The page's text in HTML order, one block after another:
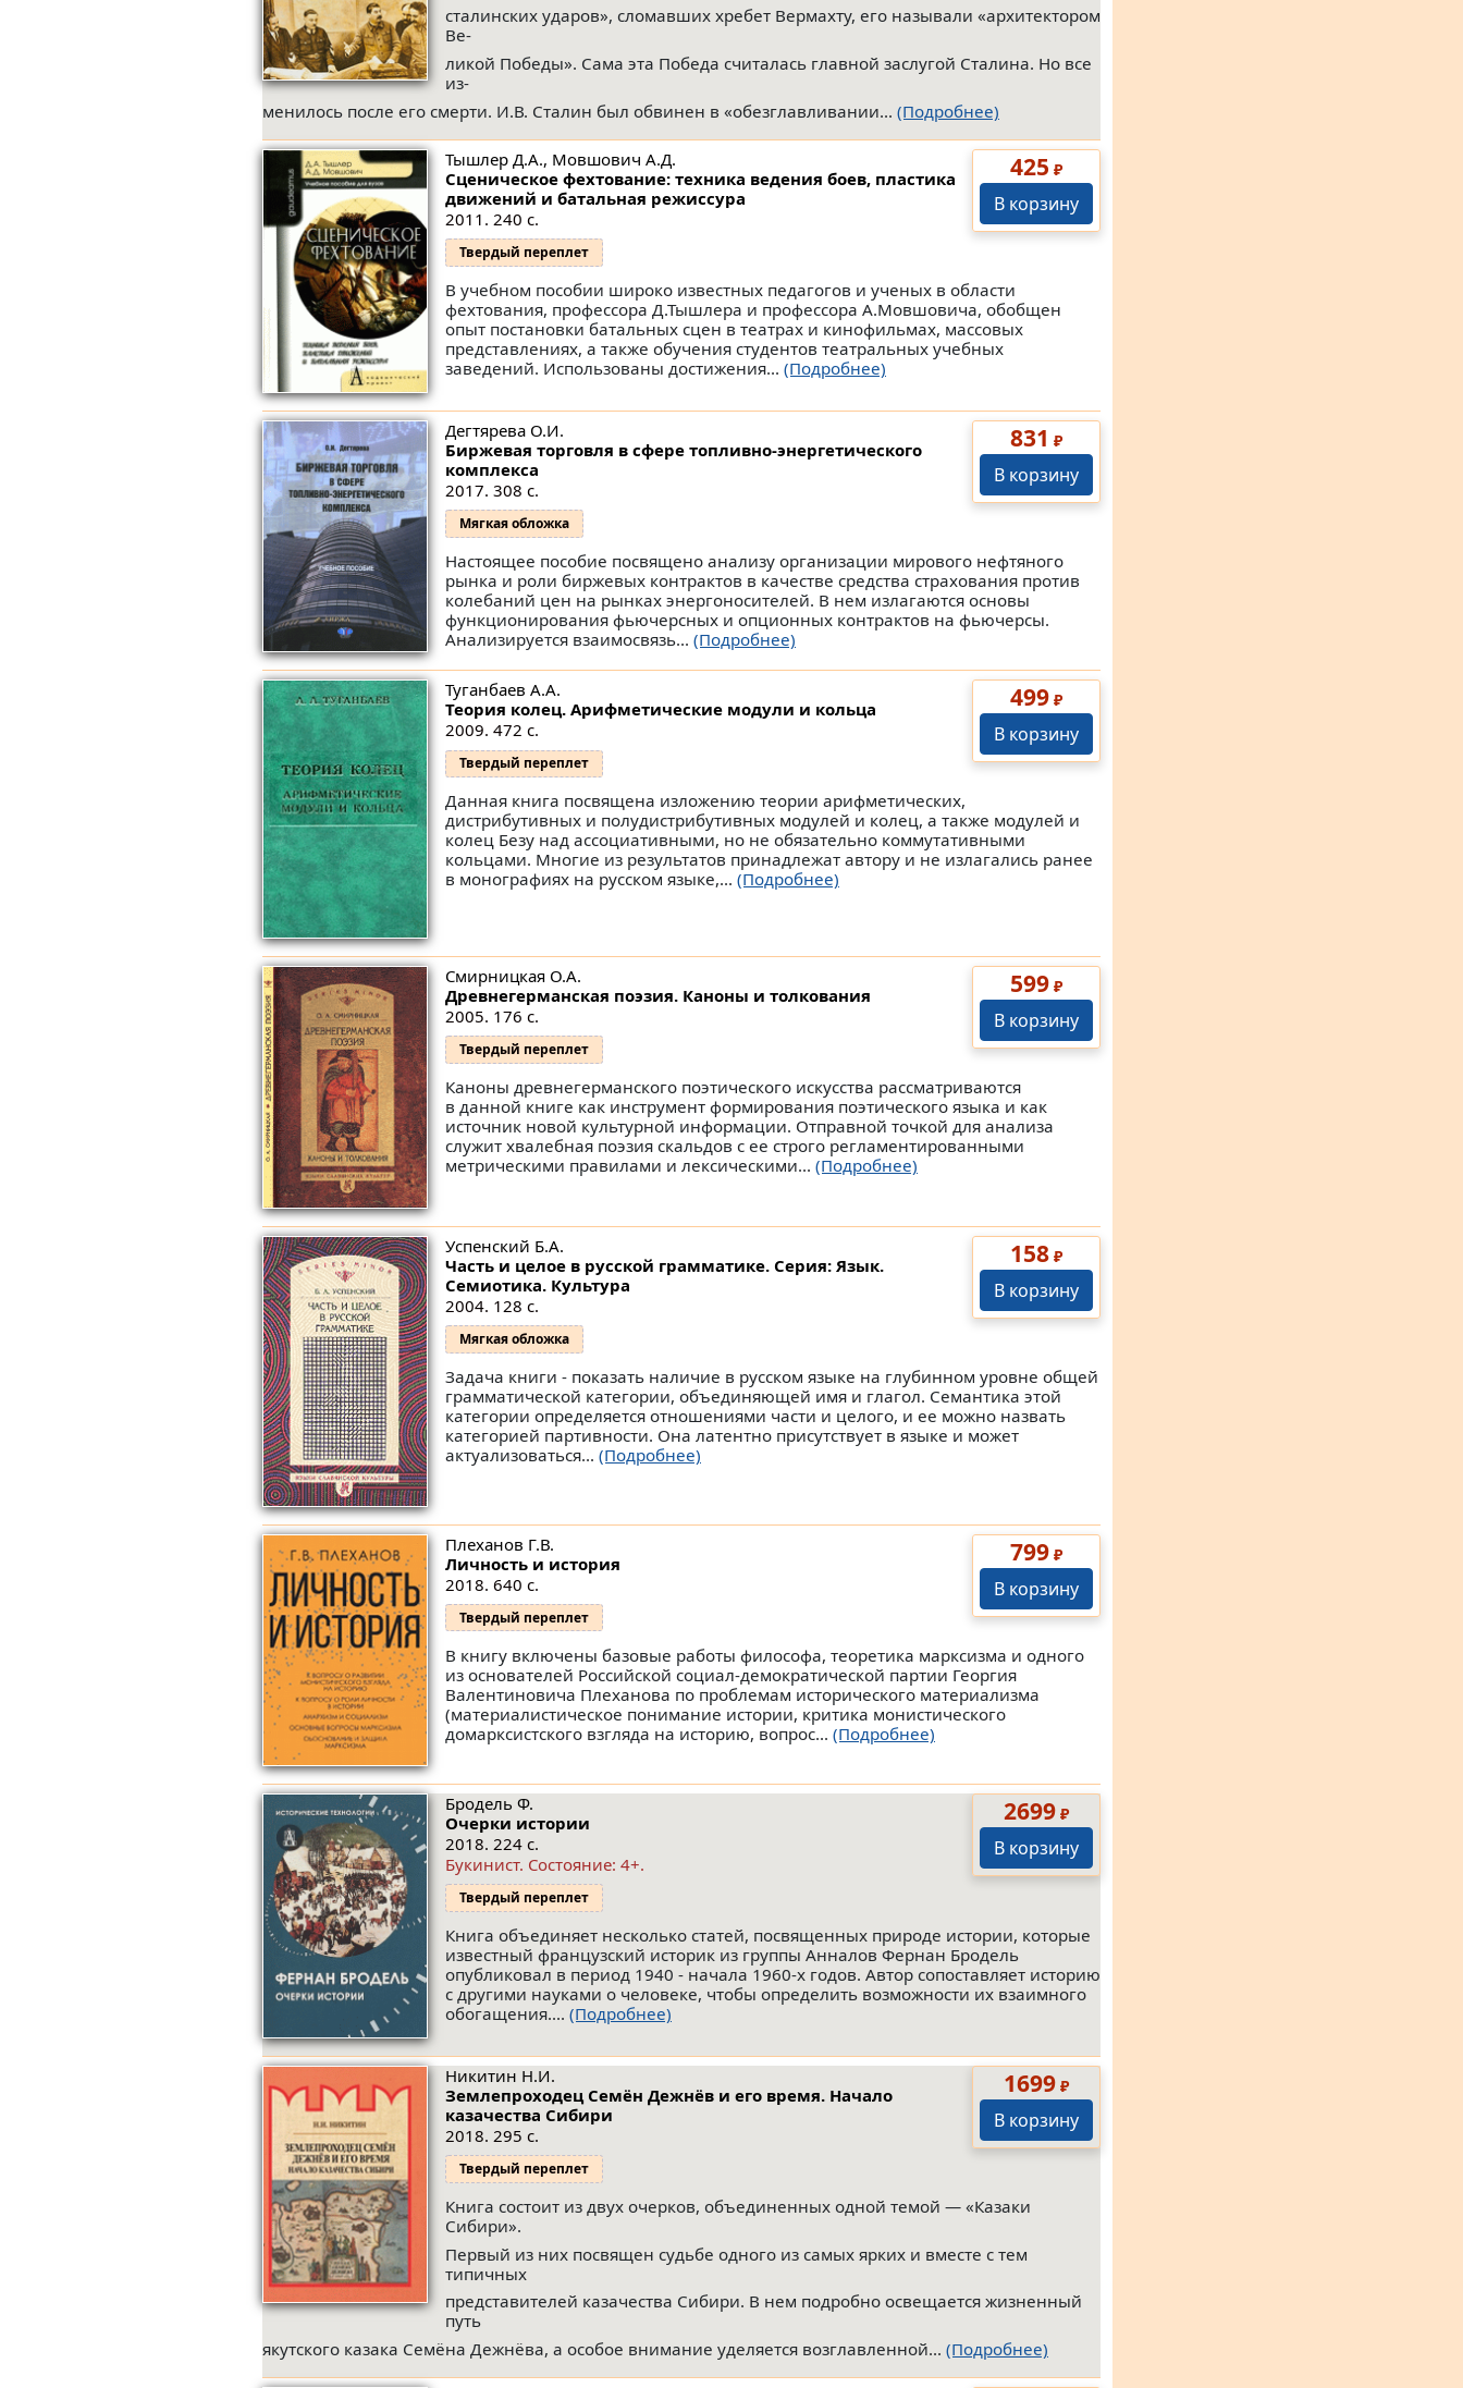
сталинских ударов», сломавших хребет Вермахту, его называли «архитектором
Ве-
ликой Победы». Сама эта Победа считалась главной заслугой Сталина. Но все
из-
менилось после его смерти. И.В. Сталин был обвинен в «обезглавливании... (Подробнее)
425 ₽
В корзину
Тышлер Д.А., Мовшович А.Д.
Сценическое фехтование: техника ведения боев, пластика
движений и батальная режиссура
2011. 240 с.
Твердый переплет
В учебном пособии широко известных педагогов и ученых в области
фехтования, профессора Д.Тышлера и профессора А.Мовшовича, обобщен
опыт постановки батальных сцен в театрах и кинофильмах, массовых
представлениях, а также обучения студентов театральных учебных
заведений. Использованы достижения... (Подробнее)
831 ₽
В корзину
Дегтярева О.И.
Биржевая торговля в сфере топливно-энергетического
комплекса
2017. 308 с.
Мягкая обложка
Настоящее пособие посвящено анализу организации мирового нефтяного
рынка и роли биржевых контрактов в качестве средства страхования против
колебаний цен на рынках энергоносителей. В нем излагаются основы
функционирования фьючерсных и опционных контрактов на фьючерсы.
Анализируется взаимосвязь... (Подробнее)
499 ₽
В корзину
Туганбаев А.А.
Теория колец. Арифметические модули и кольца
2009. 472 с.
Твердый переплет
Данная книга посвящена изложению теории арифметических,
дистрибутивных и полудистрибутивных модулей и колец, а также модулей и
колец Безу над ассоциативными, но не обязательно коммутативными
кольцами. Многие из результатов принадлежат автору и не излагались ранее
в монографиях на русском языке,... (Подробнее)
599 ₽
В корзину
Смирницкая О.А.
Древнегерманская поэзия. Каноны и толкования
2005. 176 с.
Твердый переплет
Каноны древнегерманского поэтического искусства рассматриваются
в данной книге как инструмент формирования поэтического языка и как
источник новой культурной информации. Отправной точкой для анализа
служит хвалебная поэзия скальдов с ее строго регламентированными
метрическими правилами и лексическими... (Подробнее)
158 ₽
В корзину
Успенский Б.А.
Часть и целое в русской грамматике. Серия: Язык.
Семиотика. Культура
2004. 128 с.
Мягкая обложка
Задача книги - показать наличие в русском языке на глубинном уровне общей
грамматической категории, объединяющей имя и глагол. Семантика этой
категории определяется отношениями части и целого, и ее можно назвать
категорией партивности. Она латентно присутствует в языке и может
актуализоваться... (Подробнее)
799 ₽
В корзину
Плеханов Г.В.
Личность и история
2018. 640 с.
Твердый переплет
В книгу включены базовые работы философа, теоретика марксизма и одного
из основателей Российской социал-демократической партии Георгия
Валентиновича Плеханова по проблемам исторического материализма
(материалистическое понимание истории, критика монистического
домарксистского взгляда на историю, вопрос... (Подробнее)
2699 ₽
В корзину
Бродель Ф.
Очерки истории
2018. 224 с.
Букинист. Состояние: 4+.
Твердый переплет
Книга объединяет несколько статей, посвященных природе истории, которые
известный французский историк из группы Анналов Фернан Бродель
опубликовал в период 1940 - начала 1960-х годов. Автор сопоставляет историю
с другими науками о человеке, чтобы определить возможности их взаимного
обогащения.... (Подробнее)
1699 ₽
В корзину
Никитин Н.И.
Землепроходец Семён Дежнёв и его время. Начало
казачества Сибири
2018. 295 с.
Твердый переплет
Книга состоит из двух очерков, объединенных одной темой — «Казаки
Сибири».
Первый из них посвящен судьбе одного из самых ярких и вместе с тем
типичных
представителей казачества Сибири. В нем подробно освещается жизненный
путь
якутского казака Семёна Дежнёва, а особое внимание уделяется возглавленной... (Подробнее)